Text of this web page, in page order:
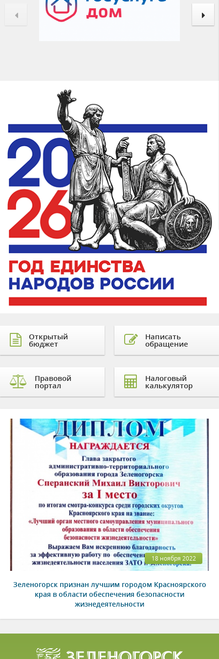
Открытый
бюджет
Правовой
портал
Написать
обращение
Налоговый
калькулятор
18 ноября 2022
Зеленогорск признан лучшим городом Красноярского
края в области обеспечения безопасности
жизнедеятельности